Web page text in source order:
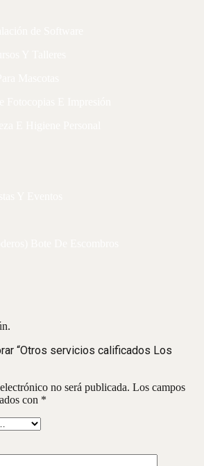
“Otros servicios calificados Los
no será publicada. Los campos
con *